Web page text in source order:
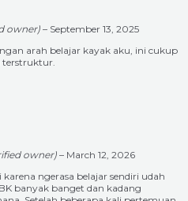
owner)– September 13, 2025
arah belajar kayak aku, ini cukup
owner)– March 12, 2026
ngerasa belajar sendiri udah
banyak banget dan kadang